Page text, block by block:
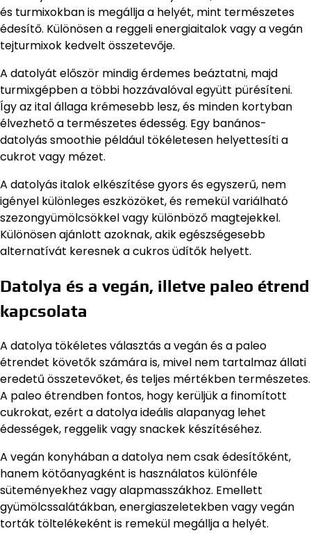
és turmixokban is megállja a helyét, mint természetes
édesítő. Különösen a reggeli energiaitalok vagy a vegán
tejturmixok kedvelt összetevője.
A datolyát először mindig érdemes beáztatni, majd
turmixgépben a többi hozzávalóval együtt pürésíteni.
Így az ital állaga krémesebb lesz, és minden kortyban
élvezhető a természetes édesség. Egy banános-
datolyás smoothie például tökéletesen helyettesíti a
cukrot vagy mézet.
A datolyás italok elkészítése gyors és egyszerű, nem
igényel különleges eszközöket, és remekül variálható
szezongyümölcsökkel vagy különböző magtejekkel.
Különösen ajánlott azoknak, akik egészségesebb
alternatívát keresnek a cukros üdítők helyett.
Datolya és a vegán, illetve paleo étrend
kapcsolata
A datolya tökéletes választás a vegán és a paleo
étrendet követők számára is, mivel nem tartalmaz állati
eredetű összetevőket, és teljes mértékben természetes.
A paleo étrendben fontos, hogy kerüljük a finomított
cukrokat, ezért a datolya ideális alapanyag lehet
édességek, reggelik vagy snackek készítéséhez.
A vegán konyhában a datolya nem csak édesítőként,
hanem kötőanyagként is használatos különféle
süteményekhez vagy alapmasszákhoz. Emellett
gyümölcssalátákban, energiaszeletekben vagy vegán
torták töltelékeként is remekül megállja a helyét.